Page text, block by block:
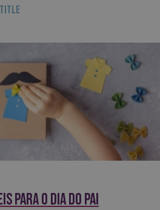
para o Dia do Pai